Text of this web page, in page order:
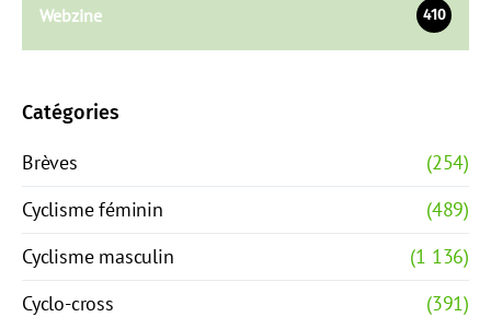
Webzine 410
Catégories
Brèves
(254)
Cyclisme féminin
(489)
Cyclisme masculin
(1 136)
Cyclo-cross
(391)